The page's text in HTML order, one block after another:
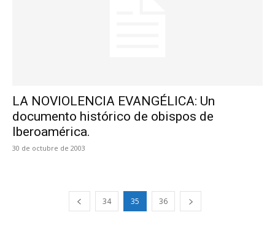
LA NOVIOLENCIA EVANGÉLICA: Un
documento histórico de obispos de
Iberoamérica.
30 de octubre de 2003
34 35 36